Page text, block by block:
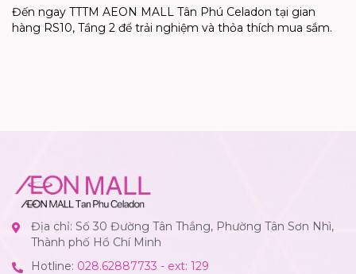
Đến ngay TTTM AEON MALL Tân Phú Celadon tại gian
hàng RS10, Tầng 2 để trải nghiệm và thỏa thích mua sắm.
Địa chỉ: Số 30 Đường Tân Thắng, Phường Tân Sơn Nhì,
Thành phố Hồ Chí Minh
Hotline: 028.62887733 - ext: 129